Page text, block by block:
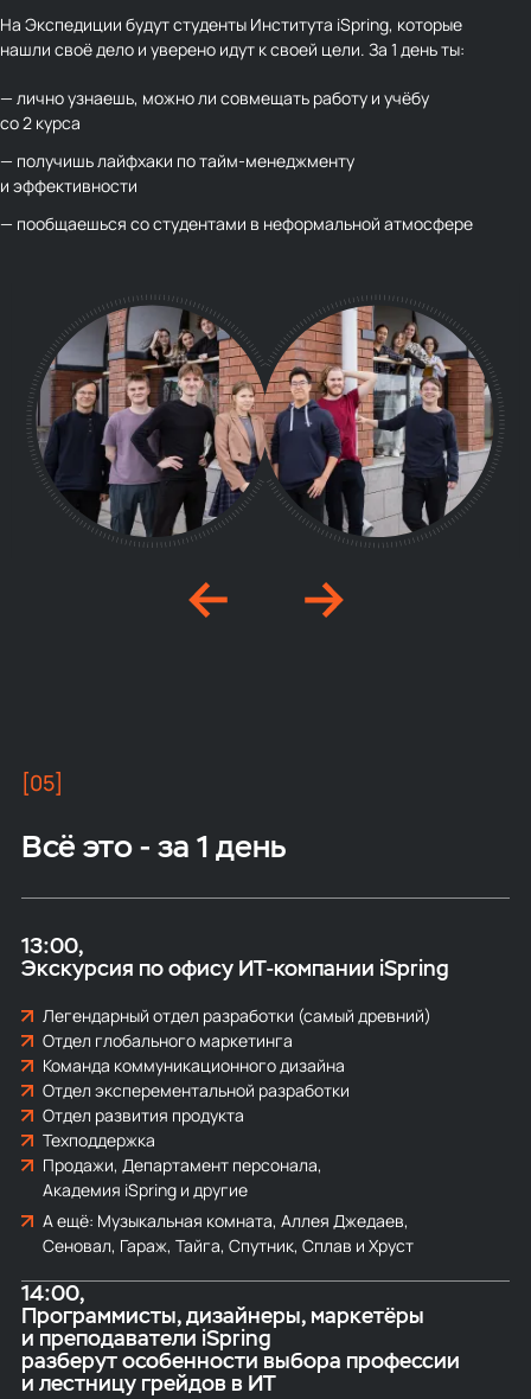
На Экспедиции будут студенты Института iSpring, которые
нашли своё дело и уверено идут к своей цели. За 1 день ты:
— лично узнаешь, можно ли совмещать работу и учёбу
со 2 курса
— получишь лайфхаки по тайм-менеджменту
и эффективности
— пообщаешься со студентами в неформальной атмосфере
[05]
Всё это - за 1 день
13:00
Экскурсия по офису ИТ‑компании iSpring
Легендарный отдел разработки (самый древний)
Отдел глобального маркетинга
Команда коммуникационного дизайна
Отдел эксперементальной разработки
Отдел развития продукта
Техподдержка
Продажи, Департамент персонала,
Академия iSpring и другие
А ещё: Музыкальная комната, Аллея Джедаев,
Сеновал, Гараж, Тайга, Спутник, Сплав и Хруст
14:00
Программисты, дизайнеры, маркетёры
и преподаватели iSpring
разберут особенности выбора профессии
и лестницу грейдов в ИТ